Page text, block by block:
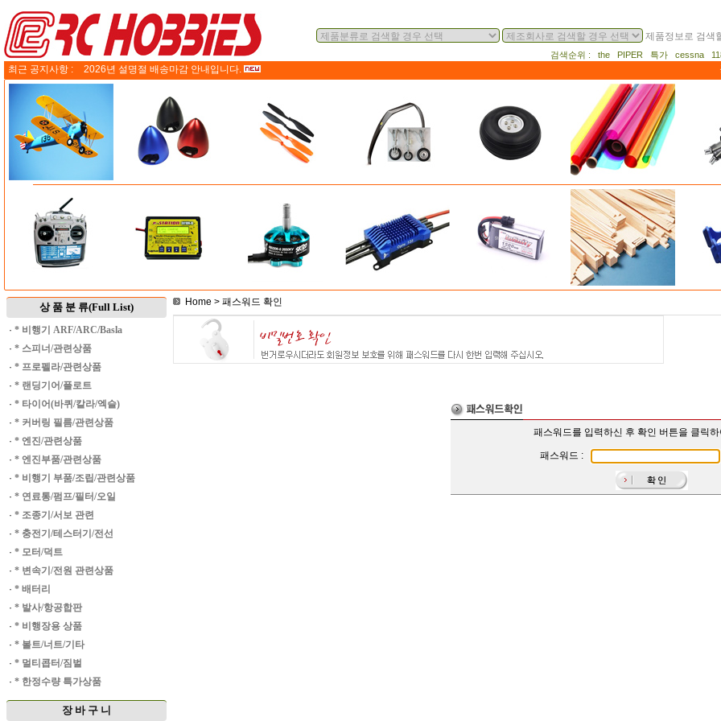
제품정보로 검색
검색순위 : the PIPER 특가 cessna
최근 공지사항 : 2026년 설명절 배송마감 안내입니다.
상 품 분 류(Full List)
· * 비행기 ARF/ARC/Basla
· * 스피너/관련상품
· * 프로펠라/관련상품
· * 랜딩기어/플로트
· * 타이어(바퀴/칼라/엑슬)
· * 커버링 필름/관련상품
· * 엔진/관련상품
· * 엔진부품/관련상품
· * 비행기 부품/조립/관련상품
· * 연료통/펌프/필터/오일
· * 조종기/서보 관련
· * 충전기/테스터기/전선
· * 모터/덕트
· * 변속기/전원 관련상품
· * 배터리
· * 발사/항공합판
· * 비행장용 상품
· * 볼트/너트/기타
· * 멀티콥터/짐벌
· * 한정수량 특가상품
장 바 구 니
Home > 패스워드 확인
패스워드를 입력하신 후 확인 버튼을 클릭
패스워드 :